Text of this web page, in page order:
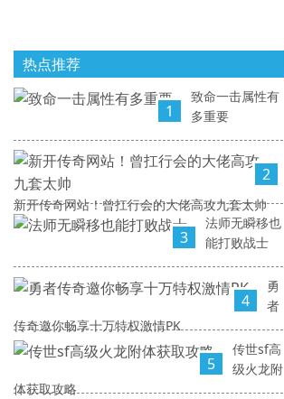
热点推荐
1
致命一击属性有
多重要
2
新开传奇网站！曾扛行会的大佬高攻九套太帅
3
法师无瞬移也
能打败战士
4
勇
者
传奇邀你畅享十万特权激情PK
5
传世sf高
级火龙附
体获取攻略